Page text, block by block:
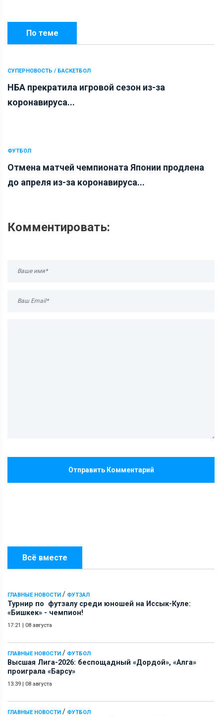
Всё вместе
ГЛАВНЫЕ НОВОСТИ / ФУТЗАЛ
Турнир по футзалу среди юношей на Иссык-Куле:
«Бишкек» - чемпион!
17:21 | 08 августа
ГЛАВНЫЕ НОВОСТИ / ФУТБОЛ
Высшая Лига-2026: беспощадный «Дордой», «Алга»
проиграла «Барсу»
13:39 | 08 августа
ГЛАВНЫЕ НОВОСТИ / ФУТБОЛ
По теме
СУПЕРНОВОСТЬ / БАСКЕТБОЛ
НБА прекратила игровой сезон из-за
коронавируса...
ФУТБОЛ
Отмена матчей чемпионата Японии продлена
до апреля из-за коронавируса...
Комментировать:
Отправить Комментарий